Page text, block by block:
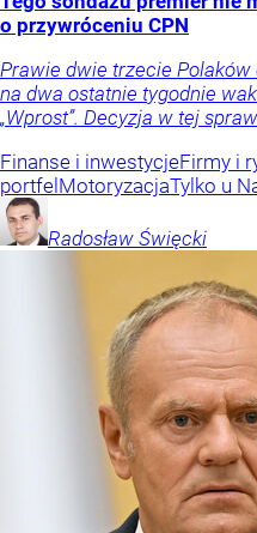
o przywróceniu CPN
Prawie dwie trzecie
na dwa ostatnie tygodnie
„Wprost”. Decyzja w tej
Finanse i inwestycjeFirmy i
portfelMotoryzacjaTylko u
Radosław Święcki